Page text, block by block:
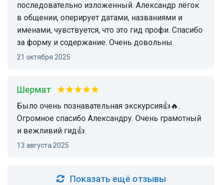
последовательно изложенный. Александр лёгок
в общении, оперирует датами, названиями и
именами, чувствуется, что это гид профи. Спасибо
за форму и содержание. Очень довольны.
21 октября 2025
Шермат
Было очень познавательная экскурсия👍🔥.
Огромное спасибо Александру. Очень грамотный
и вежливий гид👍.
13 августа 2025
Показать ещё отзывы